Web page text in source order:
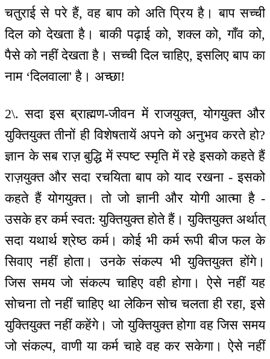
चतुराई से परे हैं, वह बाप को अति प्रिय है। बाप सच्ची
दिल को देखता है। बाकी पढ़ाई को, शक्ल को, गाँव को,
पैसे को नहीं देखता है। सच्ची दिल चाहिए, इसलिए बाप का
नाम ‘दिलवाला' है। अच्छा!
2\. सदा इस ब्राह्मण-जीवन में राजयुक्त, योगयुक्त और
युक्तियुक्त तीनों ही विशेषतायें अपने को अनुभव करते हो?
ज्ञान के सब राज़ बुद्धि में स्पष्ट स्मृति में रहे इसको कहते हैं
राज़युक्त और सदा रचयिता बाप को याद रखना - इसको
कहते हैं योगयुक्त। तो जो ज्ञानी और योगी आत्मा है -
उसके हर कर्म स्वत: युक्तियुक्त होते हैं। युक्तियुक्त अर्थात्
सदा यथार्थ श्रेष्ठ कर्म। कोई भी कर्म रूपी बीज फल के
सिवाए नहीं होता। उनके संकल्प भी युक्तियुक्त होंगे।
जिस समय जो संकल्प चाहिए वही होगा। ऐसे नहीं यह
सोचना तो नहीं चाहिए था लेकिन सोच चलता ही रहा, इसे
युक्तियुक्त नहीं कहेंगे। जो युक्तियुक्त होगा वह जिस समय
जो संकल्प, वाणी या कर्म चाहे वह कर सकेगा। ऐसे नहीं